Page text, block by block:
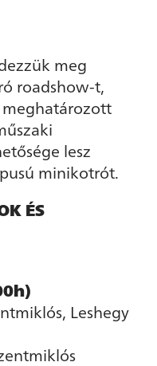
meg
roadshow-t,
lesz
minikotrót.
ÉS
Leshegy